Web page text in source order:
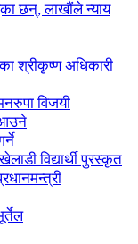
छन्, लाखौंले न्याय
श्रीकृष्ण अधिकारी
विजयी
आउने
विद्यार्थी पुरस्कृत